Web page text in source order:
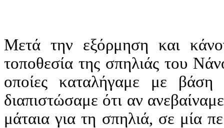
Μετά την εξόρμηση και
τοποθεσία της σπηλιάς του
οποίες καταλήγαμε με βάση
διαπιστώσαμε ότι αν
μάταια για τη σπηλιά, σε μία